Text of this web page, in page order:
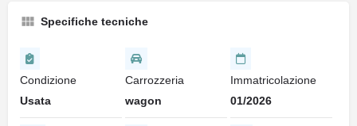
Specifiche tecniche
Condizione
Usata
Carrozzeria
wagon
Immatricolazione
01/2026